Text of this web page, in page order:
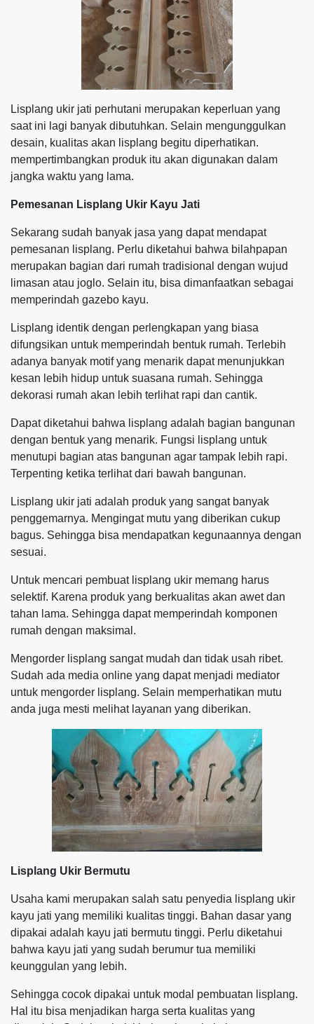
Lisplang ukir jati perhutani merupakan keperluan yang
saat ini lagi banyak dibutuhkan. Selain mengunggulkan
desain, kualitas akan lisplang begitu diperhatikan.
mempertimbangkan produk itu akan digunakan dalam
jangka waktu yang lama.
Pemesanan Lisplang Ukir Kayu Jati
Sekarang sudah banyak jasa yang dapat mendapat
pemesanan lisplang. Perlu diketahui bahwa bilahpapan
merupakan bagian dari rumah tradisional dengan wujud
limasan atau joglo. Selain itu, bisa dimanfaatkan sebagai
memperindah gazebo kayu.
Lisplang identik dengan perlengkapan yang biasa
difungsikan untuk memperindah bentuk rumah. Terlebih
adanya banyak motif yang menarik dapat menunjukkan
kesan lebih hidup untuk suasana rumah. Sehingga
dekorasi rumah akan lebih terlihat rapi dan cantik.
Dapat diketahui bahwa lisplang adalah bagian bangunan
dengan bentuk yang menarik. Fungsi lisplang untuk
menutupi bagian atas bangunan agar tampak lebih rapi.
Terpenting ketika terlihat dari bawah bangunan.
Lisplang ukir jati adalah produk yang sangat banyak
penggemarnya. Mengingat mutu yang diberikan cukup
bagus. Sehingga bisa mendapatkan kegunaannya dengan
sesuai.
Untuk mencari pembuat lisplang ukir memang harus
selektif. Karena produk yang berkualitas akan awet dan
tahan lama. Sehingga dapat memperindah komponen
rumah dengan maksimal.
Mengorder lisplang sangat mudah dan tidak usah ribet.
Sudah ada media online yang dapat menjadi mediator
untuk mengorder lisplang. Selain memperhatikan mutu
anda juga mesti melihat layanan yang diberikan.
Lisplang Ukir Bermutu
Usaha kami merupakan salah satu penyedia lisplang ukir
kayu jati yang memiliki kualitas tinggi. Bahan dasar yang
dipakai adalah kayu jati bermutu tinggi. Perlu diketahui
bahwa kayu jati yang sudah berumur tua memiliki
keunggulan yang lebih.
Sehingga cocok dipakai untuk modal pembuatan lisplang.
Hal itu bisa menjadikan harga serta kualitas yang